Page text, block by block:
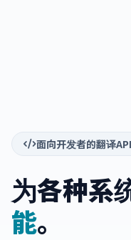
面向开发者的翻译API
为各种系
能。